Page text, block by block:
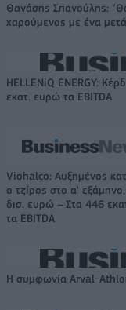
Θανάσης Σπανούλης:
χαρούμενος με ένα
HELLENiQ ENERGY:
εκατ. ευρώ τα EBITDA
Viohalco: Αυξημένος
ο τζίρος στο α'
δισ. ευρώ – Στα 446
τα EBITDA
Η συμφωνία Arval-